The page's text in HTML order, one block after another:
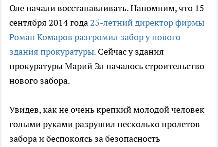
Оле начали восстанавливать. Напомним, что 15
сентября 2014 года 25-летний директор фирмы
Роман Комаров разгромил забор у нового
здания прокуратуры. Сейчас у здания
прокуратуры Марий Эл началось строительство
нового забора.
Увидев, как не очень крепкий молодой человек
голыми руками разрушил несколько пролетов
забора и беспокоясь за безопасность